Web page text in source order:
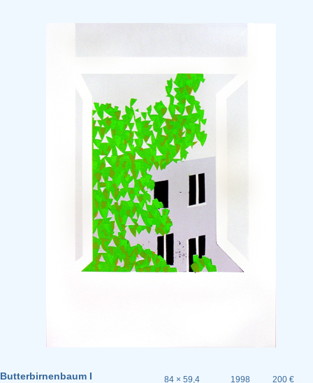
Butterbirnenbaum I 84 × 59,4 1998 200 €